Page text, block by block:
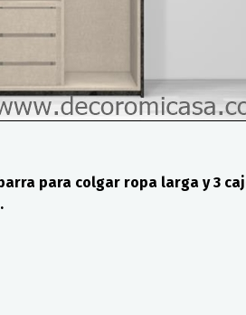
para colgar ropa larga y 3